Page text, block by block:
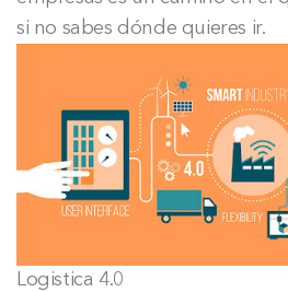
si no sabes dónde quieres ir.
Logistica 4.0